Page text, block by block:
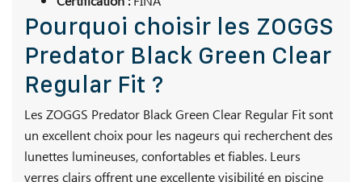
Pourquoi choisir les ZOGGS
Predator Black Green Clear
Regular Fit ?
Les ZOGGS Predator Black Green Clear Regular Fit sont
un excellent choix pour les nageurs qui recherchent des
lunettes lumineuses, confortables et fiables. Leurs